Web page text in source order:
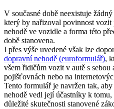
V současné době neexistuje
který by nařizoval povinnost vozit
nehodě ve vozidle a forma této
době stanovena.
I přes výše uvedené však lze
dopravní nehodě (euroformulář),
všem řidičům vozit v autě s
pojišťovnách nebo na
Tento formulář je navržen tak,
nehodě vedl její účastníky k
důležité skutečnosti stanovené